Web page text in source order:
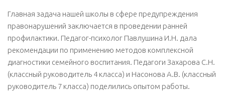
Главная задача нашей школы в сфере предупреждения
правонарушений заключается в проведении ранней
профилактики. Педагог-психолог Павлушина И.Н. дала
рекомендации по применению методов комплексной
диагностики семейного воспитания. Педагоги Захарова С.Н.
(классный руководитель 4 класса) и Насонова А.В. (классный
руководитель 7 класса) поделились опытом работы.